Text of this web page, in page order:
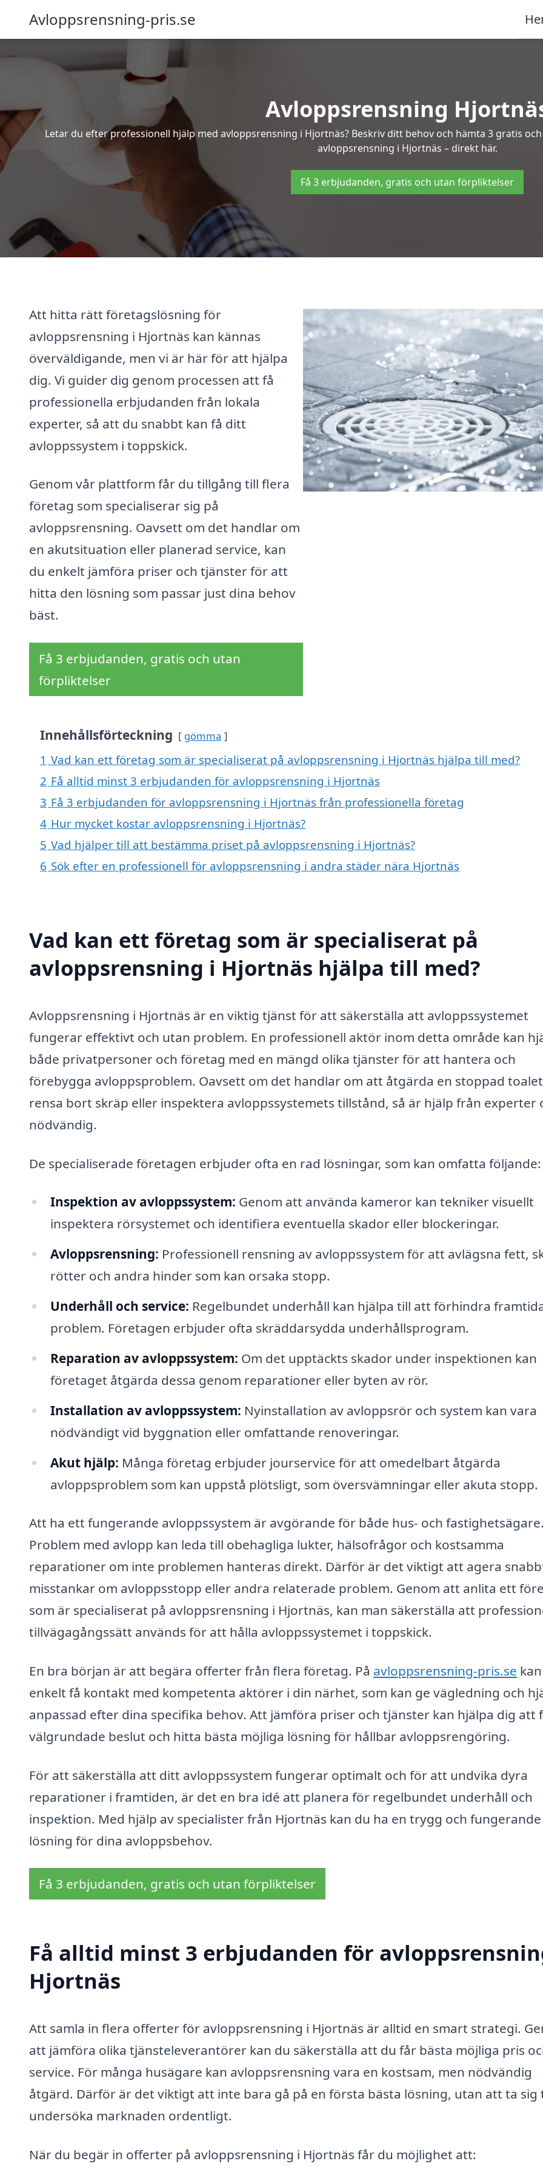
Avloppsrensning-pris.se
Avloppsrensning
Letar du efter professionell hjälp med avloppsrensning i Hjortnäs? Beskriv ditt behov och hämta 3 gratis
avloppsrensning i Hjortnäs – direkt här.
Få 3 erbjudanden, gratis och utan förpliktelser
Att hitta rätt företagslösning för
avloppsrensning i Hjortnäs kan kännas
överväldigande, men vi är här för att hjälpa
dig. Vi guider dig genom processen att få
professionella erbjudanden från lokala
experter, så att du snabbt kan få ditt
avloppssystem i toppskick.
Genom vår plattform får du tillgång till flera
företag som specialiserar sig på
avloppsrensning. Oavsett om det handlar om
en akutsituation eller planerad service, kan
du enkelt jämföra priser och tjänster för att
hitta den lösning som passar just dina behov
bäst.
Få 3 erbjudanden, gratis och utan
förpliktelser
Innehållsförteckning gömma
1 Vad kan ett företag som är specialiserat på avloppsrensning i Hjortnäs hjälpa till med?
2 Få alltid minst 3 erbjudanden för avloppsrensning i Hjortnäs
3 Få 3 erbjudanden för avloppsrensning i Hjortnäs från professionella företag
4 Hur mycket kostar avloppsrensning i Hjortnäs?
5 Vad hjälper till att bestämma priset på avloppsrensning i Hjortnäs?
6 Sök efter en professionell för avloppsrensning i andra städer nära Hjortnäs
Vad kan ett företag som är specialiserat på
avloppsrensning i Hjortnäs hjälpa till med?
Avloppsrensning i Hjortnäs är en viktig tjänst för att säkerställa att avloppssystemet
fungerar effektivt och utan problem. En professionell aktör inom detta område kan
både privatpersoner och företag med en mängd olika tjänster för att hantera och
förebygga avloppsproblem. Oavsett om det handlar om att åtgärda en stoppad
rensa bort skräp eller inspektera avloppssystemets tillstånd, så är hjälp från experter
nödvändig.
De specialiserade företagen erbjuder ofta en rad lösningar, som kan omfatta följande:
Inspektion av avloppssystem: Genom att använda kameror kan tekniker visuellt
inspektera rörsystemet och identifiera eventuella skador eller blockeringar.
Avloppsrensning: Professionell rensning av avloppssystem för att avlägsna fett,
rötter och andra hinder som kan orsaka stopp.
Underhåll och service: Regelbundet underhåll kan hjälpa till att förhindra
problem. Företagen erbjuder ofta skräddarsydda underhållsprogram.
Reparation av avloppssystem: Om det upptäckts skador under inspektionen kan
företaget åtgärda dessa genom reparationer eller byten av rör.
Installation av avloppssystem: Nyinstallation av avloppsrör och system kan vara
nödvändigt vid byggnation eller omfattande renoveringar.
Akut hjälp: Många företag erbjuder jourservice för att omedelbart åtgärda
avloppsproblem som kan uppstå plötsligt, som översvämningar eller akuta stopp.
Att ha ett fungerande avloppssystem är avgörande för både hus- och fastighetsägare.
Problem med avlopp kan leda till obehagliga lukter, hälsofrågor och kostsamma
reparationer om inte problemen hanteras direkt. Därför är det viktigt att agera
misstankar om avloppsstopp eller andra relaterade problem. Genom att anlita ett
som är specialiserat på avloppsrensning i Hjortnäs, kan man säkerställa att
tillvägagångssätt används för att hålla avloppssystemet i toppskick.
En bra början är att begära offerter från flera företag. På avloppsrensning-pris.se
enkelt få kontakt med kompetenta aktörer i din närhet, som kan ge vägledning och
anpassad efter dina specifika behov. Att jämföra priser och tjänster kan hjälpa dig att
välgrundade beslut och hitta bästa möjliga lösning för hållbar avloppsrengöring.
För att säkerställa att ditt avloppssystem fungerar optimalt och för att undvika dyra
reparationer i framtiden, är det en bra idé att planera för regelbundet underhåll och
inspektion. Med hjälp av specialister från Hjortnäs kan du ha en trygg och fungerande
lösning för dina avloppsbehov.
Få 3 erbjudanden, gratis och utan förpliktelser
Få alltid minst 3 erbjudanden för
Hjortnäs
Att samla in flera offerter för avloppsrensning i Hjortnäs är alltid en smart strategi.
att jämföra olika tjänsteleverantörer kan du säkerställa att du får bästa möjliga pris
service. För många husägare kan avloppsrensning vara en kostsam, men nödvändig
åtgärd. Därför är det viktigt att inte bara gå på en första bästa lösning, utan att ta sig
undersöka marknaden ordentligt.
När du begär in offerter på avloppsrensning i Hjortnäs får du möjlighet att: